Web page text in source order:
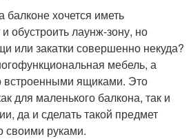
балконе хочется иметь
обустроить лаунж-зону, но
или закатки совершенно некуда?
мебель, а
встроенными ящиками. Это
для маленького балкона, так и
да и сделать такой предмет
своими руками.